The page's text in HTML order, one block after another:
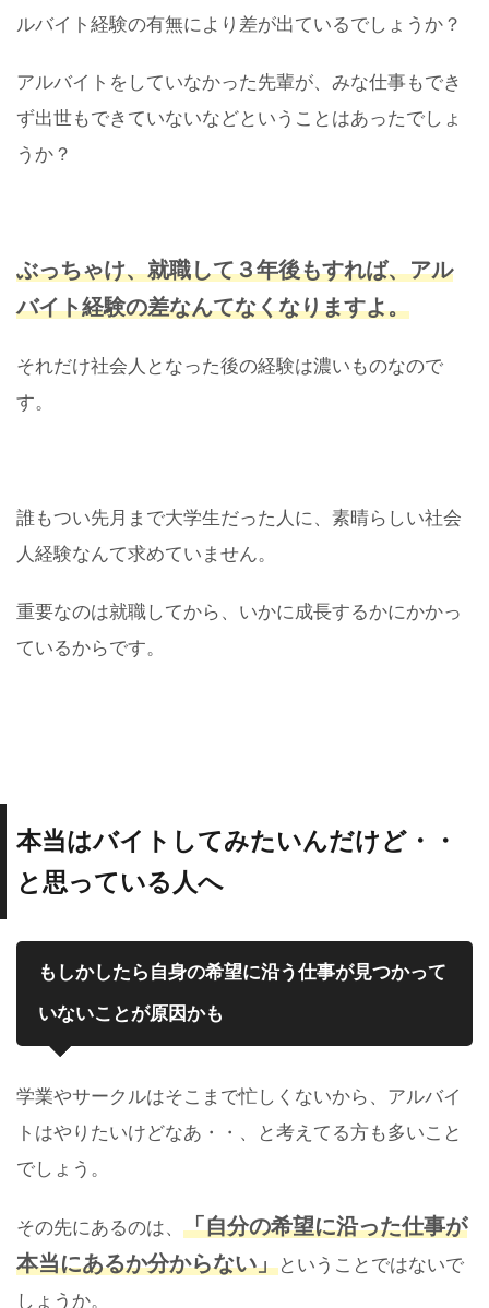
ルバイト経験の有無により差が出ているでしょうか？
アルバイトをしていなかった先輩が、みな仕事もでき
ず出世もできていないなどということはあったでしょ
うか？
ぶっちゃけ、就職して３年後もすれば、アル
バイト経験の差なんてなくなりますよ。
それだけ社会人となった後の経験は濃いものなので
す。
誰もつい先月まで大学生だった人に、素晴らしい社会
人経験なんて求めていません。
重要なのは就職してから、いかに成長するかにかかっ
ているからです。
本当はバイトしてみたいんだけど・・
と思っている人へ
もしかしたら自身の希望に沿う仕事が見つかって
いないことが原因かも
学業やサークルはそこまで忙しくないから、アルバイ
トはやりたいけどなあ・・、と考えてる方も多いこと
でしょう。
その先にあるのは、 「自分の希望に沿った仕事が
本当にあるか分からない」ということではないで
しょうか。